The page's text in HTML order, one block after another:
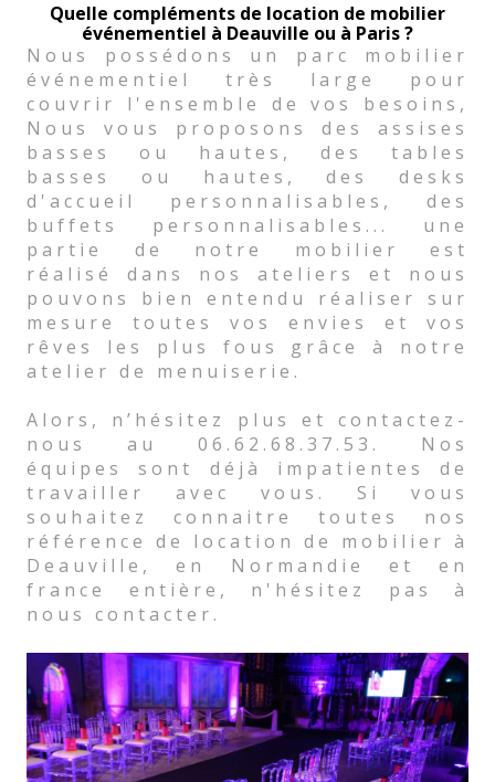
Quelle compléments de location de mobilier
événementiel à Deauville ou à Paris ?
Nous possédons un parc mobilier
événementiel très large pour
couvrir l'ensemble de vos besoins,
Nous vous proposons des assises
basses ou hautes, des tables
basses ou hautes, des desks
d'accueil personnalisables, des
buffets personnalisables... une
partie de notre mobilier est
réalisé dans nos ateliers et nous
pouvons bien entendu réaliser sur
mesure toutes vos envies et vos
rêves les plus fous grâce à notre
atelier de menuiserie.
Alors, n’hésitez plus et contactez-
nous au 06.62.68.37.53. Nos
équipes sont déjà impatientes de
travailler avec vous. Si vous
souhaitez connaitre toutes nos
référence de location de mobilier à
Deauville, en Normandie et en
france entière, n'hésitez pas à
nous contacter.